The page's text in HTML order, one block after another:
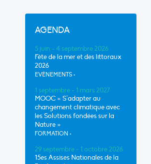
AGENDA
5 juin - 4 septembre 2026
Fête de la mer et des littoraux
2026
EVÈNEMENTS •
1 septembre - 1 mars 2027
MOOC « S’adapter au
changement climatique avec
les Solutions fondées sur la
Nature »
FORMATION •
29 septembre - 1 octobre 2026
15es Assises Nationales de la